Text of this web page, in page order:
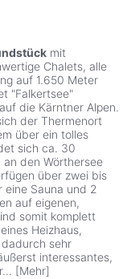
mit
Chalets, alle
auf 1.650 Meter
"Falkertsee"
die Kärntner Alpen.
der Thermenort
über ein tolles
sich ca. 30
den Wörthersee
über zwei bis
eine Sauna und 2
auf eigenen,
somit komplett
Heizhaus,
sehr
interessantes,
... [Mehr]